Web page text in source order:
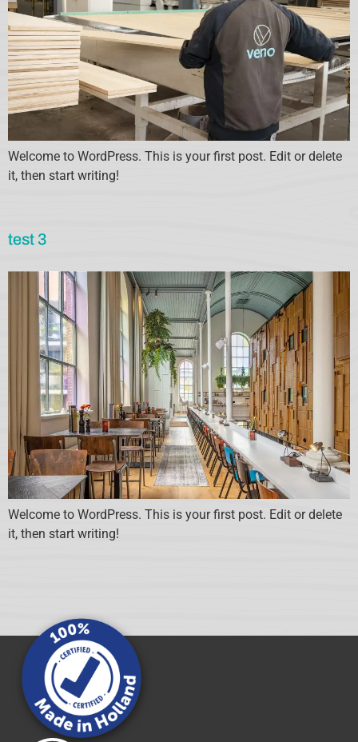
Welcome to WordPress. This is your first post. Edit or delete
it, then start writing!
test 3
Welcome to WordPress. This is your first post. Edit or delete
it, then start writing!